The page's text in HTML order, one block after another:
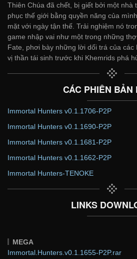
Thiên Chúa đã chết, bị giết bởi một nhà
phục thế giới bằng quyền năng của
mặt với ngày tận thế. Trải nghiệm nó
game nhập vai như một trong những
Fate, phơi bày những lời dối trá của các
vị thần tái sinh trước khi Khemrids phá
CÁC PHIÊN BẢN
Immortal Hunters v0.1.1706-P2P
Immortal Hunters v0.1.1690-P2P
Immortal Hunters v0.1.1681-P2P
Immortal Hunters v0.1.1662-P2P
Immortal Hunters-TENOKE
LINKS
MEGA
Immortal.Hunters.v0.1.1655-P2P.rar